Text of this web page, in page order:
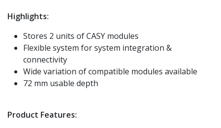
Highlights:
Stores 2 units of CASY modules
Flexible system for system integration &
connectivity
Wide variation of compatible modules available
72 mm usable depth
Product Features: